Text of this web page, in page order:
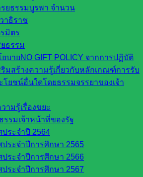
ยธรรมบูรพา จำนวน
าธิราช
มิตร
ธรรม
บายNO GIFT POLICY จากการปฏิบัติ
มสร้างความรู้เกี่ยวกับหลักเกณฑ์การรับ
ยชน์อื่นใดโดยธรรมจรรยาของเจ้า
ามรู้เรื่องขยะ
รรมเจ้าหน้าที่ของรัฐ
ระจำปี 2564
ระจำปีการศึกษา 2565
ระจำปีการศึกษา 2566
ระจำปีการศึกษา 2567